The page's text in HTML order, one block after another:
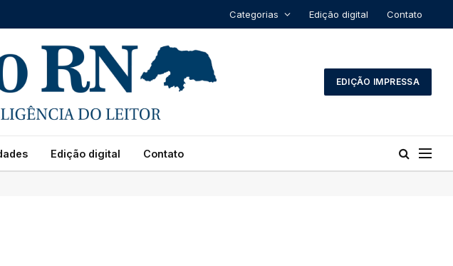
Categorias Edição digital Contato
EDIÇÃO IMPRESSA
Edição digital Contato